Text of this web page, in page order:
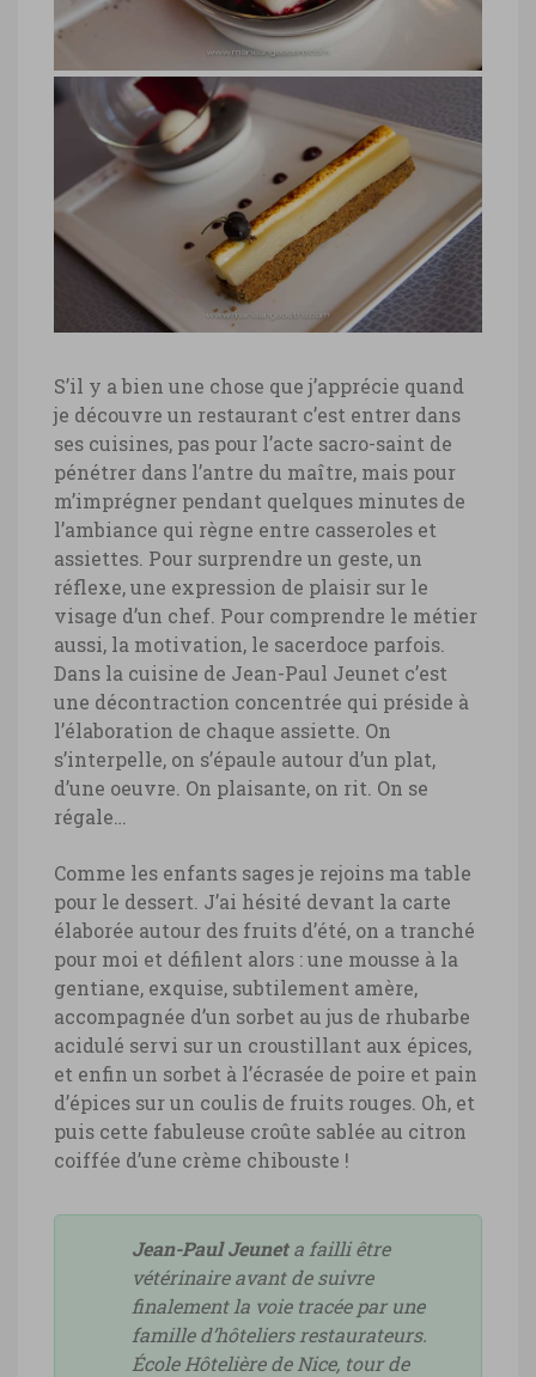
© Marie-Ange Ostré
Jura, restaurant chef Jean-Paul
Jeunet
Jura, restaurant chef Jean-Paul Jeunet
© Marie-Ange Ostré
Jura, restaurant chef Jean-Paul
Jeunet
Jura, restaurant chef Jean-Paul Jeunet
© Marie-Ange Ostré
S’il y a bien une chose que j’apprécie quand
je découvre un restaurant c’est entrer dans
ses cuisines, pas pour l’acte sacro-saint de
pénétrer dans l’antre du maître, mais pour
m’imprégner pendant quelques minutes de
l’ambiance qui règne entre casseroles et
assiettes. Pour surprendre un geste, un
réflexe, une expression de plaisir sur le
visage d’un chef. Pour comprendre le métier
aussi, la motivation, le sacerdoce parfois.
Dans la cuisine de Jean-Paul Jeunet c’est
une décontraction concentrée qui préside à
l’élaboration de chaque assiette. On
s’interpelle, on s’épaule autour d’un plat,
d’une oeuvre. On plaisante, on rit. On se
régale…
Comme les enfants sages je rejoins ma table
pour le dessert. J’ai hésité devant la carte
élaborée autour des fruits d’été, on a tranché
pour moi et défilent alors : une mousse à la
gentiane, exquise, subtilement amère,
accompagnée d’un sorbet au jus de rhubarbe
acidulé servi sur un croustillant aux épices,
et enfin un sorbet à l’écrasée de poire et pain
d’épices sur un coulis de fruits rouges. Oh, et
puis cette fabuleuse croûte sablée au citron
coiffée d’une crème chibouste !
Jean-Paul Jeuneta failli être
vétérinaire avant de suivre
finalement la voie tracée par une
famille d’hôteliers restaurateurs.
École Hôtelière de Nice, tour de